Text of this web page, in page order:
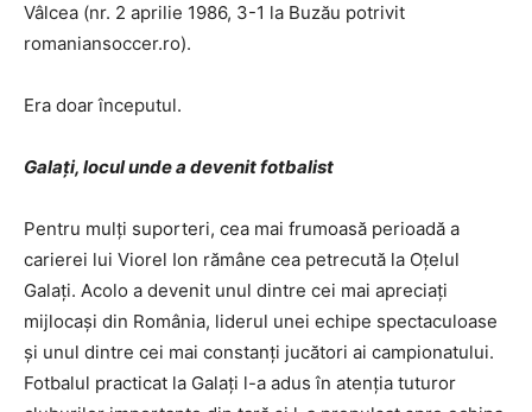
Vâlcea (nr. 2 aprilie 1986, 3-1 la Buzău potrivit
romaniansoccer.ro).
Era doar începutul.
Galați, locul unde a devenit fotbalist
Pentru mulți suporteri, cea mai frumoasă perioadă a
carierei lui Viorel Ion rămâne cea petrecută la Oțelul
Galați. Acolo a devenit unul dintre cei mai apreciați
mijlocași din România, liderul unei echipe spectaculoase
și unul dintre cei mai constanți jucători ai campionatului.
Fotbalul practicat la Galați l-a adus în atenția tuturor